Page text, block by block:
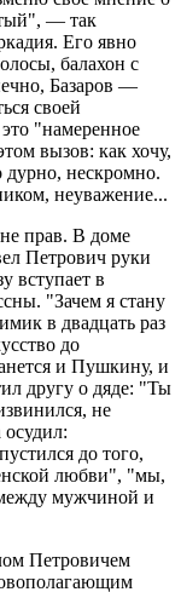
— так
Его явно
балахон с
Базаров —
своей
"намеренное
вызов: как хочу,
дурно, нескромно.
неуважение...
прав. В доме
Петрович руки
вступает в
"Зачем я стану
в двадцать раз
до
и Пушкину, и
другу о дяде: "Ты
не
осудил:
до того,
любви", "мы,
мужчиной и
Петровичем